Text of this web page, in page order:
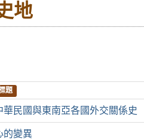
地
題
華民國與東南亞各國外交關係史
的變異